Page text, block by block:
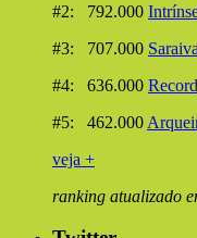
#2: 792.000
#3: 707.000 Saraiva
#4: 636.000 Record
#5: 462.000
veja +
ranking atualizado